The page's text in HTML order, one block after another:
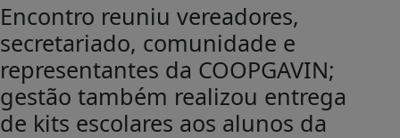
Encontro reuniu vereadores,
secretariado, comunidade e
representantes da COOPGAVIN;
gestão também realizou entrega
de kits escolares aos alunos da